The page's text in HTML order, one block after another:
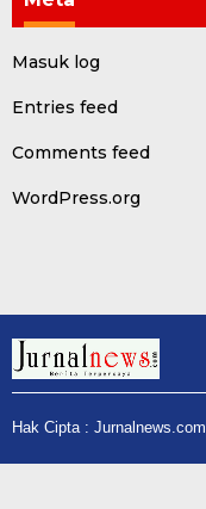
Masuk log
Entries feed
Comments feed
WordPress.org
Hak Cipta : Jurnalnews.com